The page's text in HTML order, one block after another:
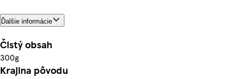
Ďalšie informácie
Čistý obsah
300g
Krajina pôvodu